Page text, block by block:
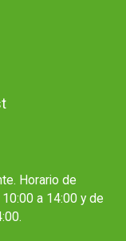
Horario de
a 14:00 y de